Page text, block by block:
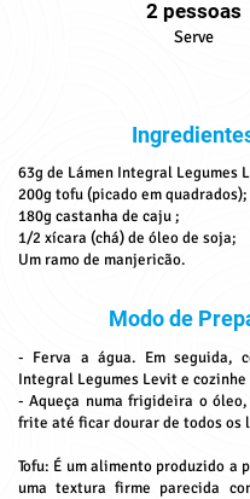
2 pessoas
Serve
63g de Lámen Integral Legumes
200g tofu (picado em quadrados);
180g castanha de caju ;
1/2 xícara (chá) de óleo de soja;
Um ramo de manjericão.
Modo de
- Ferva a água. Em seguida,
Integral Legumes Levit e
- Aqueça numa frigideira o
frite até ficar dourar de todos os
Tofu: É um alimento produzido a
uma textura firme parecida